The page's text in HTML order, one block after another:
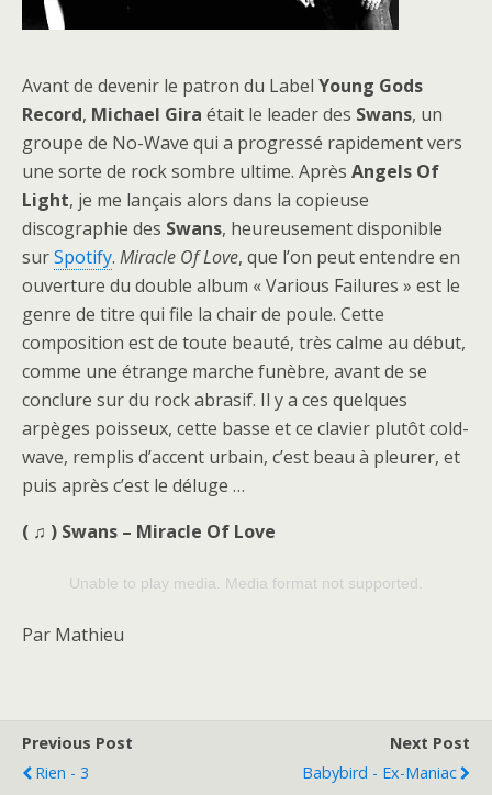
Avant de devenir le patron du Label Young Gods
Record, Michael Gira était le leader des Swans, un
groupe de No-Wave qui a progressé rapidement vers
une sorte de rock sombre ultime. Après Angels Of
Light, je me lançais alors dans la copieuse
discographie des Swans, heureusement disponible
surSpotify. Miracle Of Love, que l’on peut entendre en
ouverture du double album « Various Failures » est le
genre de titre qui file la chair de poule. Cette
composition est de toute beauté, très calme au début,
comme une étrange marche funèbre, avant de se
conclure sur du rock abrasif. Il y a ces quelques
arpèges poisseux, cette basse et ce clavier plutôt cold-
wave, remplis d’accent urbain, c’est beau à pleurer, et
puis après c’est le déluge …
( ♫ ) Swans – Miracle Of Love
Unable to play media. Media format not supported.
Par Mathieu
Previous Post
Rien - 3
Next Post
Babybird - Ex-Maniac